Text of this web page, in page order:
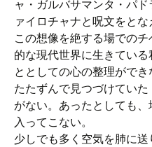
ャ・ガルバサマンタ・パ
ァイロチャナと呪文をとな
この想像を絶する場での
的な現代世界に生きてい
ととしての心の整理がで
たたずんで見つづけてい
がない。あったとしても
入ってこない。
少しでも多く空気を肺に